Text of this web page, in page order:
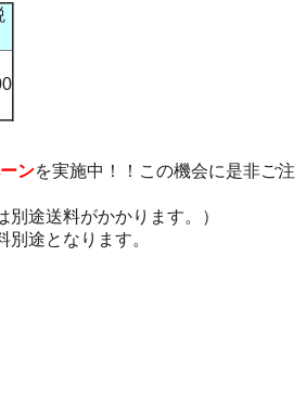
ンを実施中！！この機会に是非ご注
別途送料がかかります。）
途となります。